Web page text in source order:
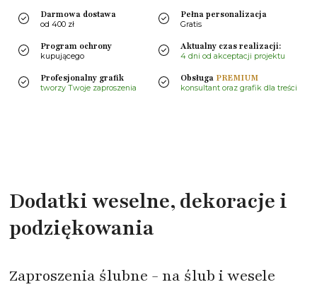
Darmowa dostawa
od 400 zł
Pełna personalizacja
Gratis
Program ochrony
kupującego
Aktualny czas realizacji:
4 dni od akceptacji projektu
Profesjonalny grafik
tworzy Twoje zaproszenia
Obsługa PREMIUM
konsultant oraz grafik dla treści
Dodatki weselne, dekoracje i
podziękowania
Zaproszenia ślubne - na ślub i wesele